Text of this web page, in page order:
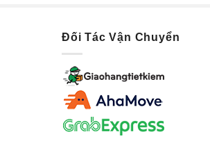
Đối Tác Vận Chuyển